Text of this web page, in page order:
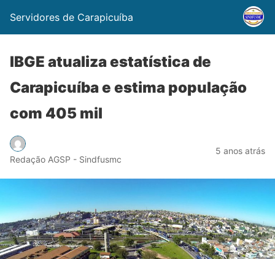
Servidores de Carapicuíba
IBGE atualiza estatística de
Carapicuíba e estima população
com 405 mil
Redação AGSP - Sindfusmc
5 anos atrás